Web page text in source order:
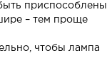
приспособлены
– тем проще
чтобы лампа